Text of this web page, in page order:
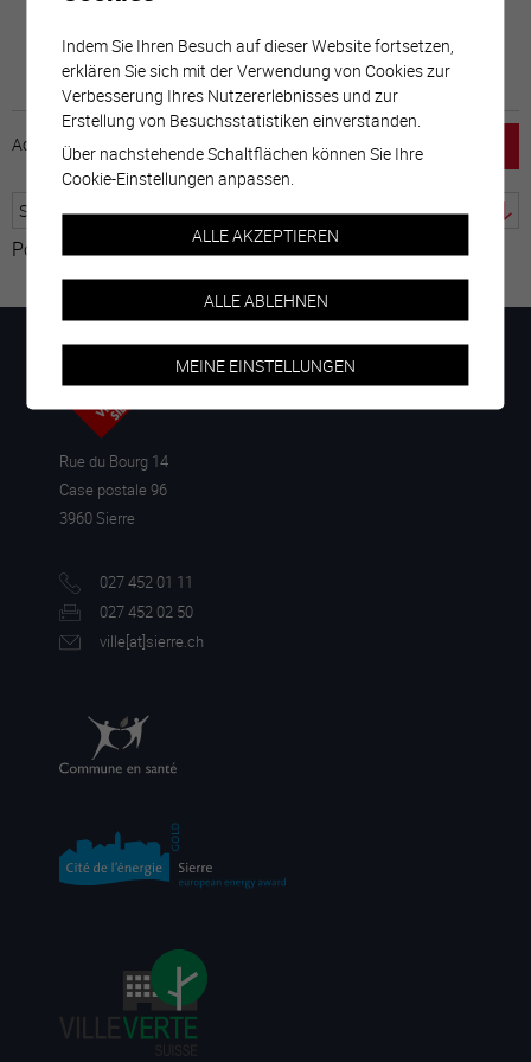
Accueil horaire emploi Mentions légales
Powered by Google Übersetzer
Rue du Bourg 14
Case postale 96
3960 Sierre
027 452 01 11
027 452 02 50
ville[at]sierre.ch
Indem Sie Ihren Besuch auf dieser Website fortsetzen,
erklären Sie sich mit der Verwendung von Cookies zur
Verbesserung Ihres Nutzererlebnisses und zur
Erstellung von Besuchsstatistiken einverstanden.
Über nachstehende Schaltflächen können Sie Ihre
Cookie-Einstellungen anpassen.
ALLE AKZEPTIEREN
ALLE ABLEHNEN
MEINE EINSTELLUNGEN